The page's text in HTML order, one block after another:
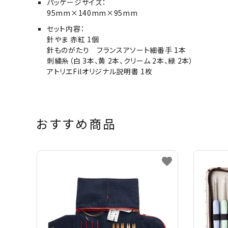
95mm×140mm×95mm
セット内容：
針やま 赤紅 1個
針ものがたり フランスアソート細番手 1本
刺繍糸（白 3本、黄 2本、クリーム 2本、緑 2本）
アトリエFilオリジナル説明書 1枚
おすすめ商品
favorite